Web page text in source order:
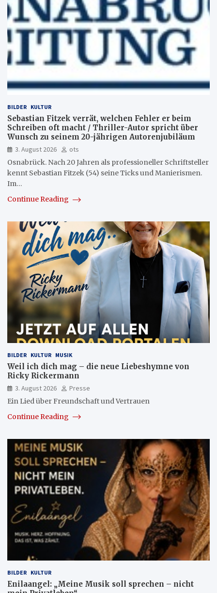
BILDER KULTUR
Sebastian Fitzek verrät, welchen Fehler er beim
Schreiben oft macht / Thriller-Autor spricht über
Wunsch zu seinem 20-jährigen Autorenjubiläum
3. August 2026
ots
Osnabrück. Nach 20 Jahren als professioneller Schriftsteller
kennt Sebastian Fitzek (54) seine Ticks und Manierismen.
Im…
Continue Reading
BILDER KULTUR MUSIK
Weil ich dich mag – die neue Liebeshymne von
Ricky Rickermann
3. August 2026
Presse
Ein Lied über Freundschaft und Vertrauen
Continue Reading
BILDER KULTUR
Enilaangel: „Meine Musik soll sprechen – nicht